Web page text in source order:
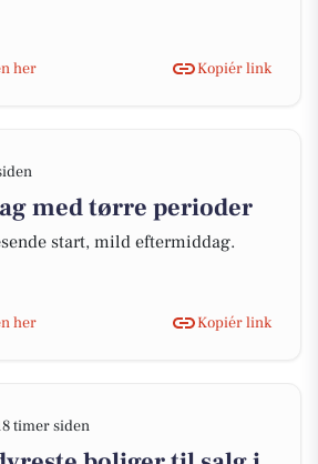
her
Kopiér link
med tørre perioder
start, mild eftermiddag.
her
Kopiér link
timer siden